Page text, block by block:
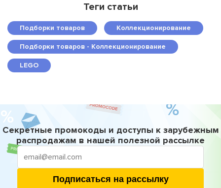
Теги статьи
Подборки товаров Коллекционирование
Подборки товаров - Коллекционирование
LEGO
Секретные промокоды и доступы к зарубежным
распродажам в нашей полезной рассылке
Подписаться на рассылку